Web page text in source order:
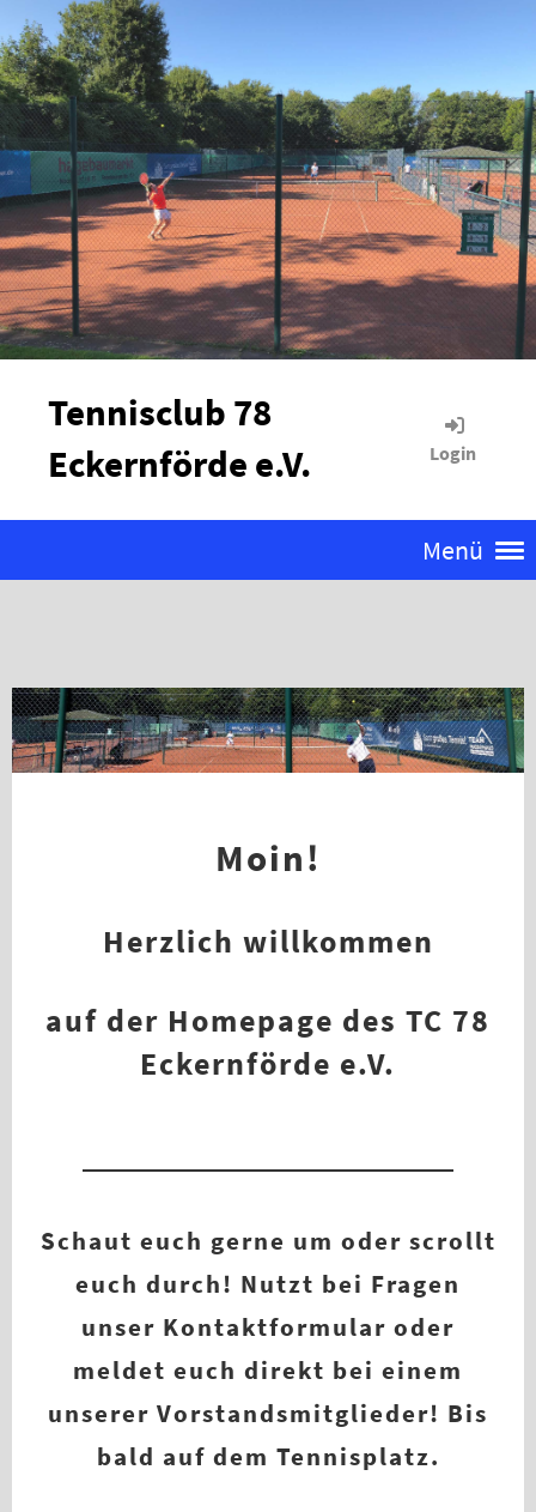
Tennisclub 78
Eckernförde e.V.
Login
Menü
Moin!
Herzlich willkommen
auf der Homepage des TC 78
Eckernförde e.V.
Schaut euch gerne um oder scrollt
euch durch! Nutzt bei Fragen
unser Kontaktformular oder
meldet euch direkt bei einem
unserer Vorstandsmitglieder! Bis
bald auf dem Tennisplatz.